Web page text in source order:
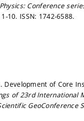
Conference
10. ISSN: 1742-6588.
J. Development of
of 23rd International
GeoConference